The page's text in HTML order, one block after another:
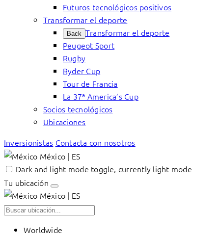
Futuros tecnológicos positivos
Transformar el deporte
Back Transformar el deporte
Peugeot Sport
Rugby
Ryder Cup
Tour de Francia
La 37ª America’s Cup
Socios tecnológicos
Ubicaciones
Inversionistas Contacta con nosotros
México | ES
Dark and light mode toggle, currently light mode
Tu ubicación
México | ES
Worldwide